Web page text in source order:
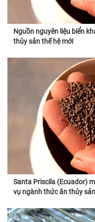
Nguồn nguyên liệu biển
thủy sản thế hệ mới
Santa Priscila (Ecuador)
vụ ngành thức ăn thủy sản